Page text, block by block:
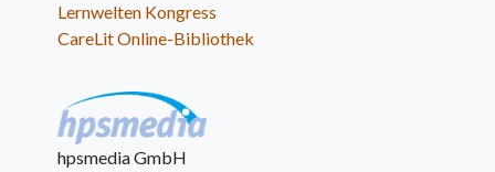
Lernwelten Kongress
CareLit Online-Bibliothek
hpsmedia GmbH